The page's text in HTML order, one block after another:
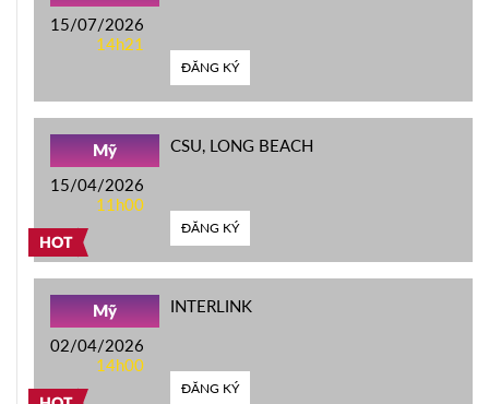
15/07/2026
14h21
ĐĂNG KÝ
HOT
Mỹ
15/04/2026
11h00
CSU, LONG BEACH
ĐĂNG KÝ
Mỹ
02/04/2026
14h00
INTERLINK
ĐĂNG KÝ